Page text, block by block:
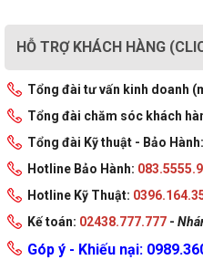
HỖ TRỢ KHÁCH HÀNG
Tổng đài tư vấn kinh doanh
Tổng đài chăm sóc khách
Tổng đài Kỹ thuật - Bảo Hành:
Hotline Bảo Hành:
Hotline Kỹ Thuật:
Kế toán: 02438.777.777 -
Góp ý - Khiếu nại: